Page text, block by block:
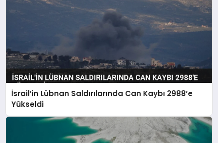
İsrail’in Lübnan Saldırılarında Can Kaybı 2988’e
Yükseldi